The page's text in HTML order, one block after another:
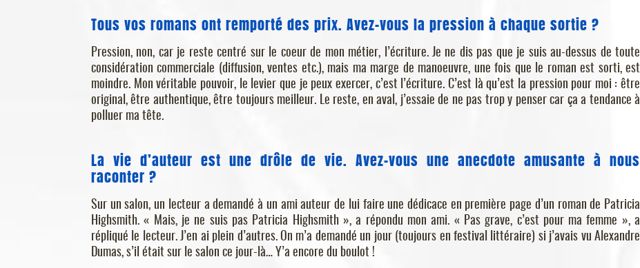
Tous vos romans ont remporté des prix. Avez-vous la pression à chaque sortie ?
Pression, non, car je reste centré sur le coeur de mon métier, l’écriture. Je ne dis pas que je suis au-dessus de toute
considération commerciale (diffusion, ventes etc.), mais ma marge de manoeuvre, une fois que le roman est sorti, est
moindre. Mon véritable pouvoir, le levier que je peux exercer, c’est l’écriture. C’est là qu’est la pression pour moi : être
original, être authentique, être toujours meilleur. Le reste, en aval, j’essaie de ne pas trop y penser car ça a tendance à
polluer ma tête.
La vie d’auteur est une drôle de vie. Avez-vous une anecdote amusante à nous
raconter ?
Sur un salon, un lecteur a demandé à un ami auteur de lui faire une dédicace en première page d’un roman de Patricia
Highsmith. « Mais, je ne suis pas Patricia Highsmith », a répondu mon ami. « Pas grave, c’est pour ma femme », a
répliqué le lecteur. J’en ai plein d’autres. On m’a demandé un jour (toujours en festival littéraire) si j’avais vu Alexandre
Dumas, s’il était sur le salon ce jour-là… Y’a encore du boulot !